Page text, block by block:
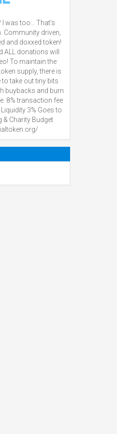
was too… That’s
Community driven,
and doxxed token!
ALL donations will
To maintain the
supply, there is
take out tiny bits
buybacks and burn
8% transaction fee
Liquidity 3% Goes to
& Charity Budget